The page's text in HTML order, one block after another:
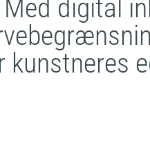
digital